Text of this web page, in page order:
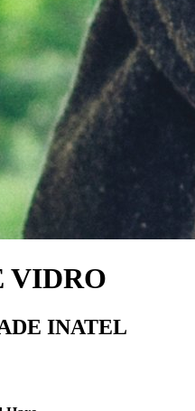
VIDRO
INATEL